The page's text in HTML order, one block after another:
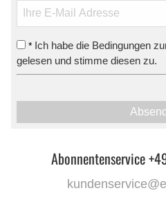
* Ich habe die Bedingungen
gelesen und stimme diesen zu.
Abonnentenservice